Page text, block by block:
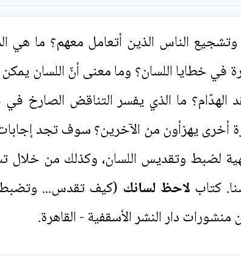
الناس الذين أتعامل معهم؟ ما هي
في خطايا اللسان؟ وما معنى أنّ اللسان
الهدّام؟ ما الذي يفسر التناقض الصارخ
أخرى يهزأون من الآخرين؟ سوف تجد
لضبط وتقديس اللسان، وكذلك من خلال
كتاب لاحظ لسانك (كيف تقدس... وتضبط
دار النشر الأسقفية - القاهرة.